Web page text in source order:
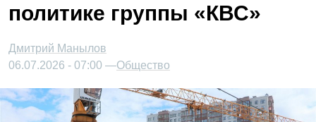
политике группы «КВС»
Дмитрий Манылов
06.07.2026 - 07:00 —Общество